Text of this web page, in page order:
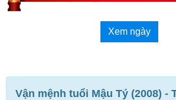
Xem ngày
Vận mệnh tuổi Mậu Tý (2008) -